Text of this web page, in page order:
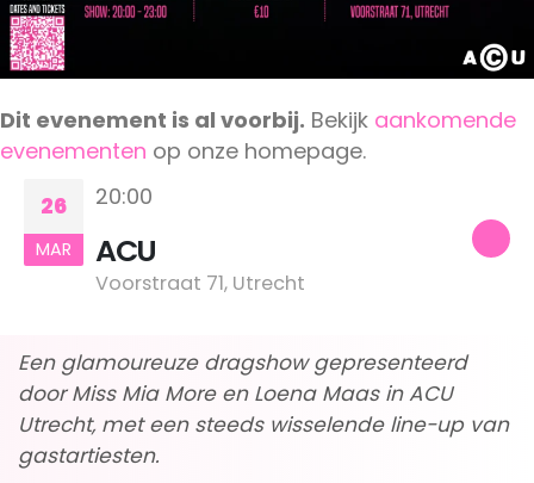
Dit evenement is al voorbij. Bekijk aankomende
evenementen op onze homepage.
26
MAR
20:00
ACU
Voorstraat 71, Utrecht
Een glamoureuze dragshow gepresenteerd
door Miss Mia More en Loena Maas in ACU
Utrecht, met een steeds wisselende line-up van
gastartiesten.